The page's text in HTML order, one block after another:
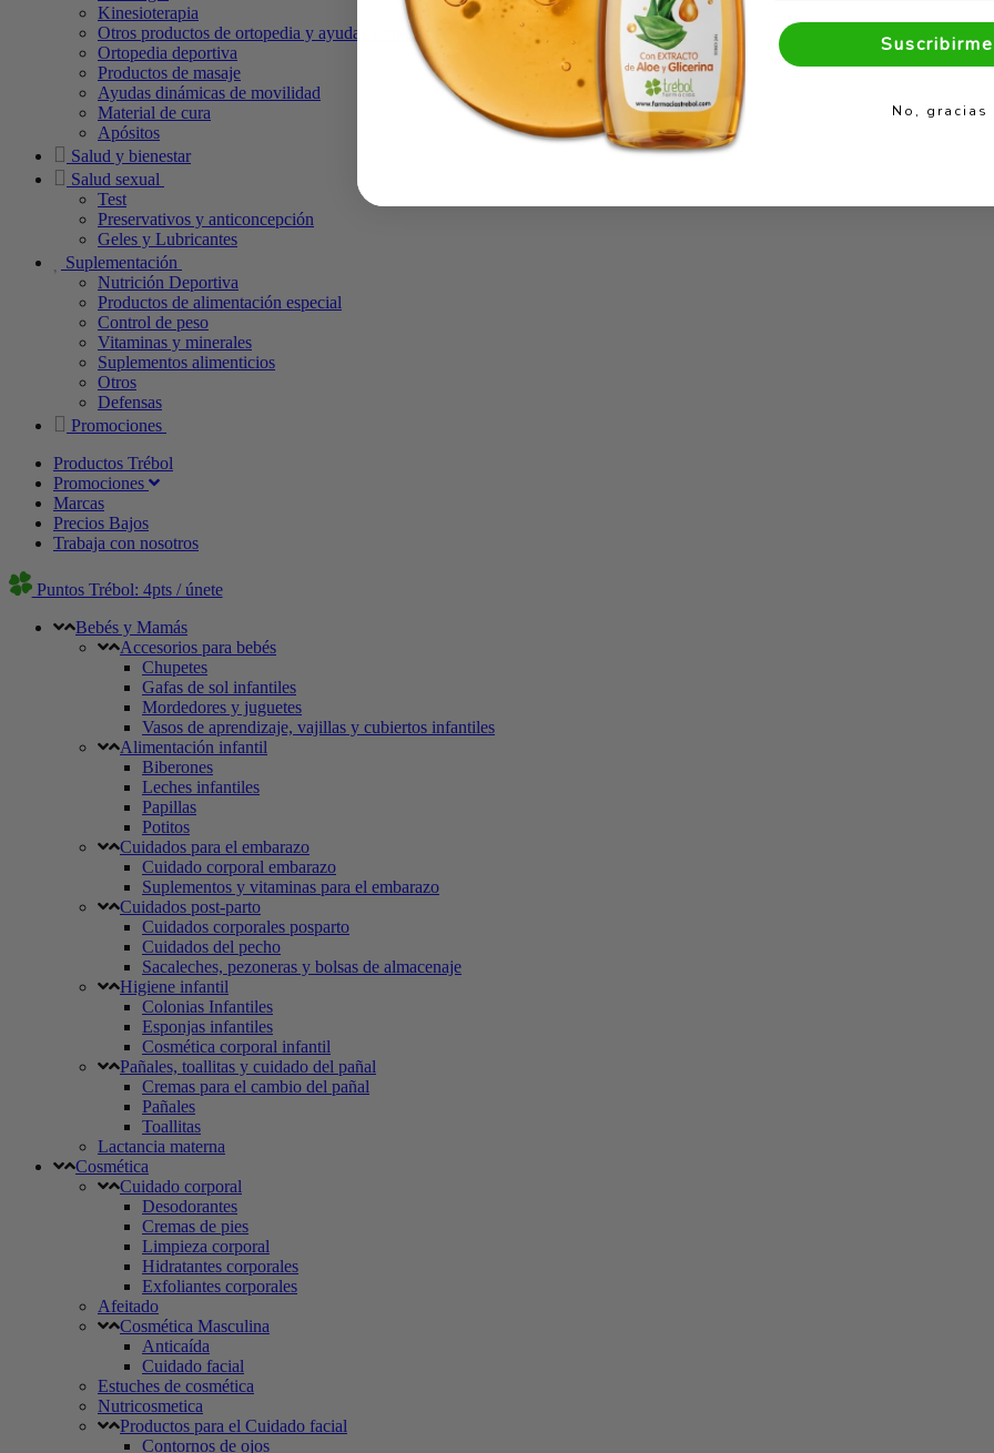
Kinesioterapia
Otros productos de ortopedia y ayudas técnicas
Ortopedia deportiva
Productos de masaje
Ayudas dinámicas de movilidad
Material de cura
Apósitos
Salud y bienestar
Salud sexual
Test
Preservativos y anticoncepción
Geles y Lubricantes
Suplementación
Nutrición Deportiva
Productos de alimentación especial
Control de peso
Vitaminas y minerales
Suplementos alimenticios
Otros
Defensas
Promociones
Productos Trébol
Promociones
Marcas
Precios Bajos
Trabaja con nosotros
Puntos Trébol: 4pts / únete
Bebés y Mamás
Accesorios para bebés
Chupetes
Gafas de sol infantiles
Mordedores y juguetes
Vasos de aprendizaje, vajillas y cubiertos infantiles
Alimentación infantil
Biberones
Leches infantiles
Papillas
Potitos
Cuidados para el embarazo
Cuidado corporal embarazo
Suplementos y vitaminas para el embarazo
Cuidados post-parto
Cuidados corporales posparto
Cuidados del pecho
Sacaleches, pezoneras y bolsas de almacenaje
Higiene infantil
Colonias Infantiles
Esponjas infantiles
Cosmética corporal infantil
Pañales, toallitas y cuidado del pañal
Cremas para el cambio del pañal
Pañales
Toallitas
Lactancia materna
Cosmética
Cuidado corporal
Desodorantes
Cremas de pies
Limpieza corporal
Hidratantes corporales
Exfoliantes corporales
Afeitado
Cosmética Masculina
Anticaída
Cuidado facial
Estuches de cosmética
Nutricosmetica
Productos para el Cuidado facial
Contornos de ojos
No, gracias